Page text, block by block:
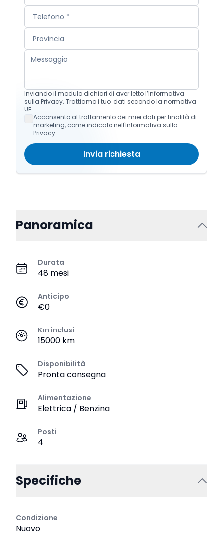
Inviando il modulo dichiari di aver letto l’Informativa
sulla Privacy. Trattiamo i tuoi dati secondo la normativa
UE.
Acconsento al trattamento dei miei dati per finalità di
marketing, come indicato nell'Informativa sulla
Privacy.
Invia richiesta
Panoramica
Durata
48 mesi
Anticipo
€0
Km inclusi
15000 km
Disponibilità
Pronta consegna
Alimentazione
Elettrica / Benzina
Posti
4
Specifiche
Condizione
Nuovo